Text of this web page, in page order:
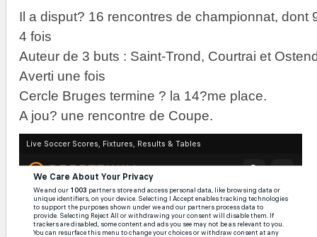
Il a disput? 16 rencontres de championnat, dont
4 fois
Auteur de 3 buts : Saint-Trond, Courtrai et
Averti une fois
Cercle Bruges termine ? la 14?me place.
A jou? une rencontre de Coupe.